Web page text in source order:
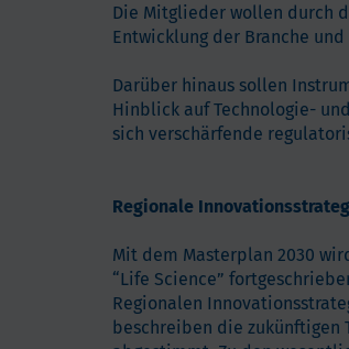
Die Mitglieder wollen durch
Entwicklung der Branche
Darüber hinaus sollen
Hinblick auf Technologie-
sich verschärfende
Regionale
Mit dem Masterplan 2030
“Life Science”
Regionalen
beschreiben die zukünftigen